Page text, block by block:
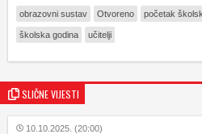
obrazovni sustav Otvoreno početak
školska godina učitelji
SLIČNE VIJESTI
10.10.2025. (20:00)